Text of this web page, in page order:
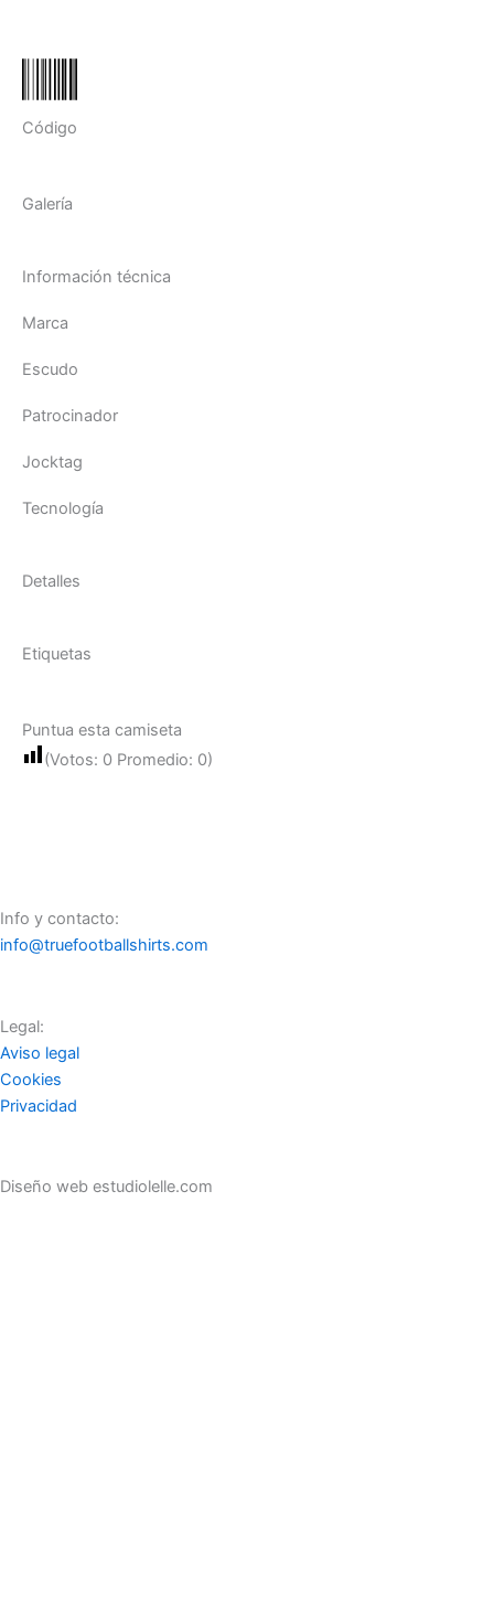
Código
Galería
Información técnica
Marca
Escudo
Patrocinador
Jocktag
Tecnología
Detalles
Etiquetas
Puntua esta camiseta
(Votos: 0 Promedio: 0)
Info y contacto:
info@truefootballshirts.com
Legal:
Aviso legal
Cookies
Privacidad
Diseño web estudiolelle.com